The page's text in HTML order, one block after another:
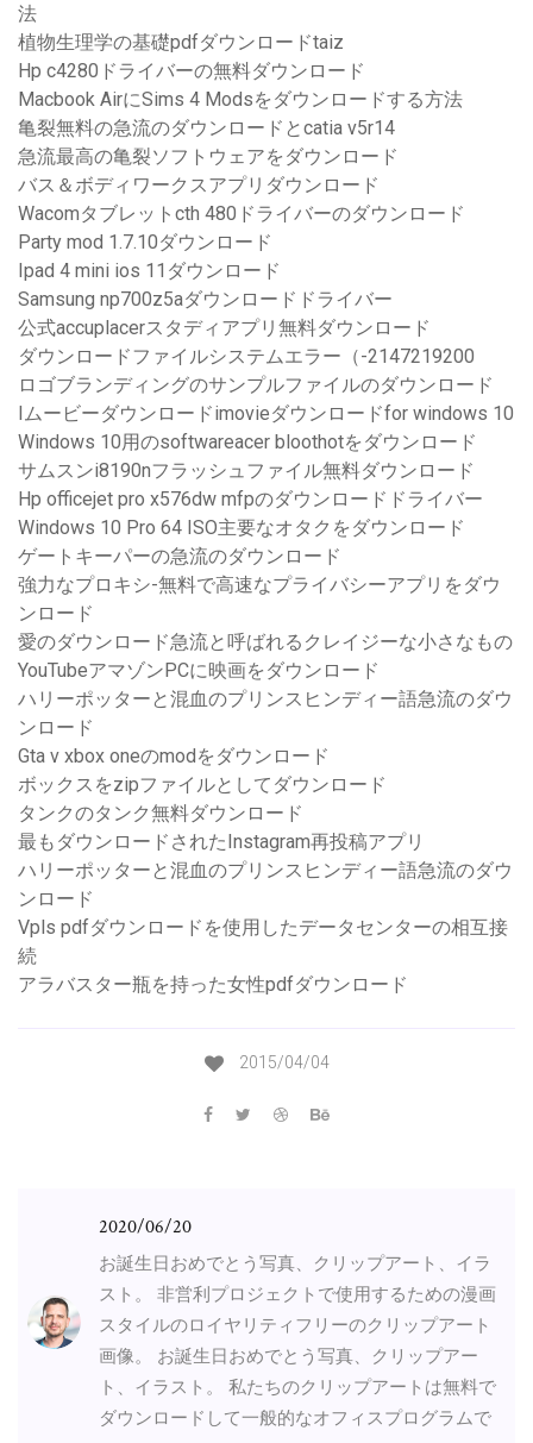
法
植物生理学の基礎pdfダウンロードtaiz
Hp c4280ドライバーの無料ダウンロード
Macbook AirにSims 4 Modsをダウンロードする方法
亀裂無料の急流のダウンロードとcatia v5r14
急流最高の亀裂ソフトウェアをダウンロード
バス＆ボディワークスアプリダウンロード
Wacomタブレットcth 480ドライバーのダウンロード
Party mod 1.7.10ダウンロード
Ipad 4 mini ios 11ダウンロード
Samsung np700z5aダウンロードドライバー
公式accuplacerスタディアプリ無料ダウンロード
ダウンロードファイルシステムエラー（-2147219200
ロゴブランディングのサンプルファイルのダウンロード
Iムービーダウンロードimovieダウンロードfor windows 10
Windows 10用のsoftwareacer bloothotをダウンロード
サムスンi8190nフラッシュファイル無料ダウンロード
Hp officejet pro x576dw mfpのダウンロードドライバー
Windows 10 Pro 64 ISO主要なオタクをダウンロード
ゲートキーパーの急流のダウンロード
強力なプロキシ-無料で高速なプライバシーアプリをダウ
ンロード
愛のダウンロード急流と呼ばれるクレイジーな小さなもの
YouTubeアマゾンPCに映画をダウンロード
ハリーポッターと混血のプリンスヒンディー語急流のダウ
ンロード
Gta v xbox oneのmodをダウンロード
ボックスをzipファイルとしてダウンロード
タンクのタンク無料ダウンロード
最もダウンロードされたInstagram再投稿アプリ
ハリーポッターと混血のプリンスヒンディー語急流のダウ
ンロード
Vpls pdfダウンロードを使用したデータセンターの相互接
続
アラバスター瓶を持った女性pdfダウンロード
2015/04/04
2020/06/20
お誕生日おめでとう写真、クリップアート、イラ
スト。 非営利プロジェクトで使用するための漫画
スタイルのロイヤリティフリーのクリップアート
画像。 お誕生日おめでとう写真、クリップアー
ト、イラスト。 私たちのクリップアートは無料で
ダウンロードして一般的なオフィスプログラムで